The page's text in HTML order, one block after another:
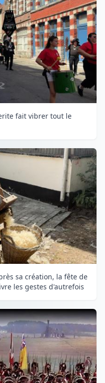
fait vibrer tout le
sa création, la fête de
les gestes d'autrefois